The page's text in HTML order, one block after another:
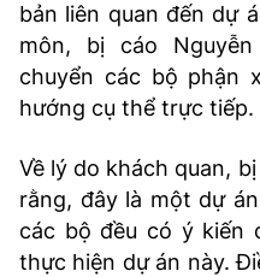
bản liên quan đến dự
môn, bị cáo
chuyển các bộ phận
hướng cụ thể trực tiếp.
Về lý do khách quan,
rằng, đây là một dự
các bộ đều có ý kiến
thực hiện dự án này.